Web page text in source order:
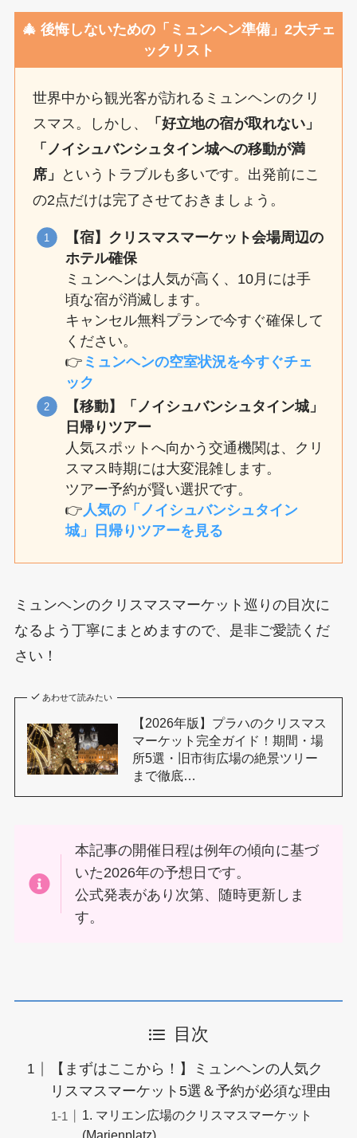
🎄 後悔しないための「ミュンヘン準備」2大チェ
ックリスト
世界中から観光客が訪れるミュンヘンのクリ
スマス。しかし、
「好立地の宿が取れない」
「ノイシュバンシュタイン城への移動が満
席」
というトラブルも多いです。出発前にこ
の2点だけは完了させておきましょう。
【宿】クリスマスマーケット会場周辺の
ホテル確保
ミュンヘンは人気が高く、10月には手
頃な宿が消滅します。
キャンセル無料プランで今すぐ確保して
ください。
👉 ミュンヘンの空室状況を今すぐチェ
ック
【移動】「ノイシュバンシュタイン城」
日帰りツアー
人気スポットへ向かう交通機関は、クリ
スマス時期には大変混雑します。
ツアー予約が賢い選択です。
👉人気の「ノイシュバンシュタイン
城」日帰りツアーを見る
ミュンヘンのクリスマスマーケット巡りの目次に
なるよう丁寧にまとめますので、是非ご愛読くだ
さい！
あわせて読みたい
【2026年版】プラハのクリスマス
マーケット完全ガイド！期間・場
所5選・旧市街広場の絶景ツリー
まで徹底…
本記事の開催日程は例年の傾向に基づ
いた2026年の予想日です。
公式発表があり次第、随時更新しま
す。
目次
【まずはここから！】ミュンヘンの人気ク
リスマスマーケット5選＆予約が必須な理由
1. マリエン広場のクリスマスマーケット